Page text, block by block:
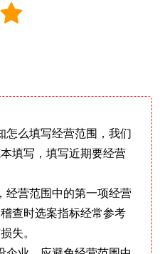
怎么填写经营范围，我们
填写，填写近期要经营
经营范围中的第一项经营
查时选案指标经常参考
失。